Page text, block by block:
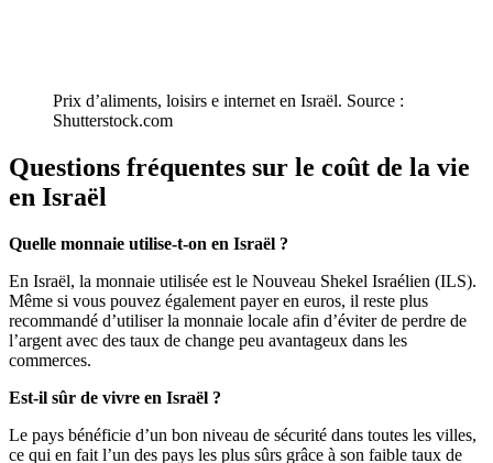
Prix d’aliments, loisirs e internet en Israël. Source :
Shutterstock.com
Questions fréquentes sur le coût de la vie
en Israël
Quelle monnaie utilise-t-on en Israël ?
En Israël, la monnaie utilisée est le Nouveau Shekel Israélien (ILS).
Même si vous pouvez également payer en euros, il reste plus
recommandé d’utiliser la monnaie locale afin d’éviter de perdre de
l’argent avec des taux de change peu avantageux dans les
commerces.
Est-il sûr de vivre en Israël ?
Le pays bénéficie d’un bon niveau de sécurité dans toutes les villes,
ce qui en fait l’un des pays les plus sûrs grâce à son faible taux de